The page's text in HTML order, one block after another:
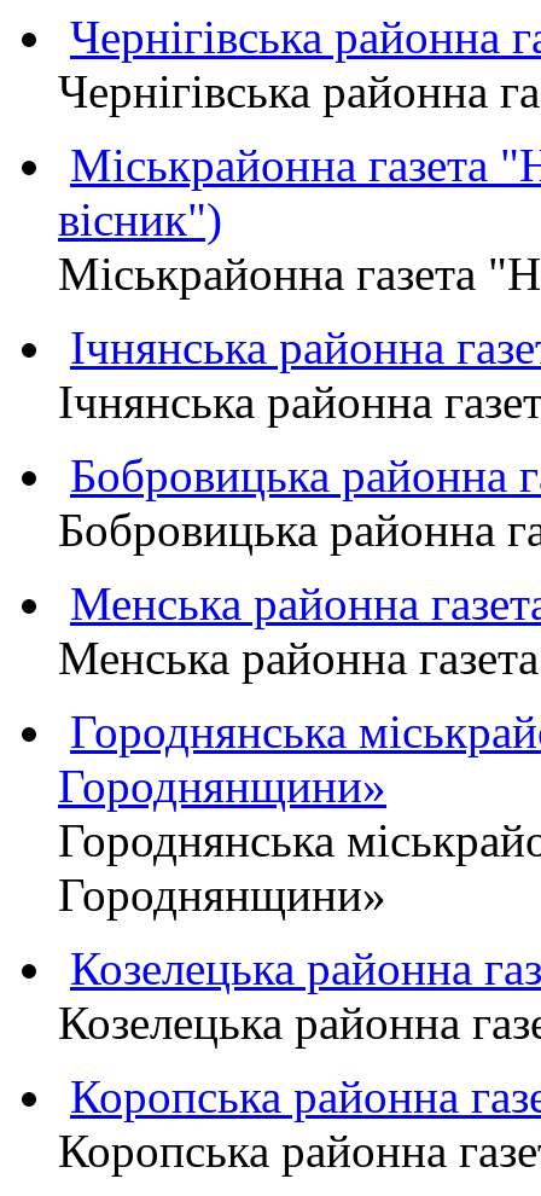
Чернігівська
Чернігівська
Міськрайонна
вісник")
Міськрайонна газета
Ічнянська районна
Ічнянська районна
Бобровицька
Бобровицька
Менська районна
Менська районна
Городнянська
Городнянщини»
Городнянська
Городнянщини»
Козелецька районна
Козелецька районна
Коропська районна
Коропська районна